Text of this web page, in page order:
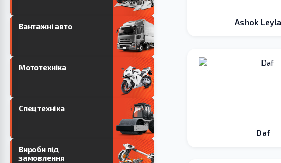
Вантажні авто
Мототехніка
Спецтехніка
Вироби під
замовлення
Ashok
Daf